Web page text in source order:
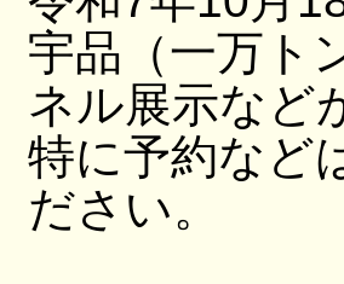
宇品（一万ト
ネル展示など
特に予約など
ださい。